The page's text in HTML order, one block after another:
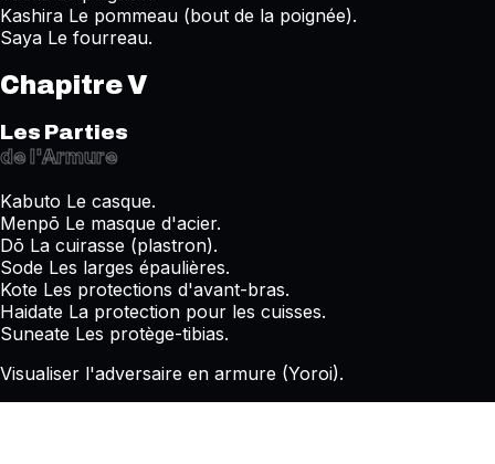
Kashira Le pommeau (bout de la poignée).
Saya Le fourreau.
Chapitre V
Les Parties
de l'Armure
Kabuto Le casque.
Menpō Le masque d'acier.
Dō La cuirasse (plastron).
Sode Les larges épaulières.
Kote Les protections d'avant-bras.
Haidate La protection pour les cuisses.
Suneate Les protège-tibias.
Visualiser l'adversaire en armure (Yoroi).